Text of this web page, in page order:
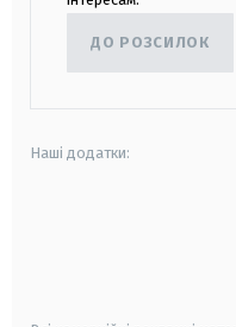
ДО РОЗСИЛОК
Наші додатки: